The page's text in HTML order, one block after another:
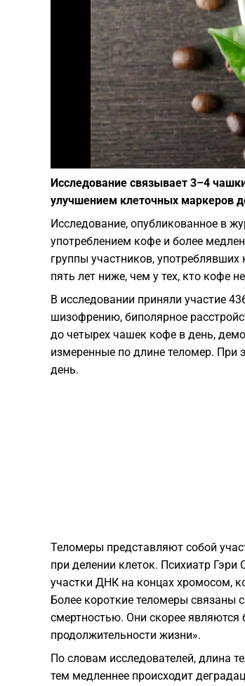
Исследование связывает 3–4
улучшением клеточных маркеров
Исследование, опубликованное в
употреблением кофе и более
группы участников,
пять лет ниже, чем у тех, кто кофе
В исследовании приняли участие
шизофрению, биполярное
до четырех чашек кофе в день,
измеренные по длине теломер. При
день.
Теломеры представляют собой
при делении клеток. Психиатр
участки ДНК на концах хромосом,
Более короткие теломеры связаны
смертностью. Они скорее
продолжительности жизни».
По словам исследователей, длина
тем медленнее происходит